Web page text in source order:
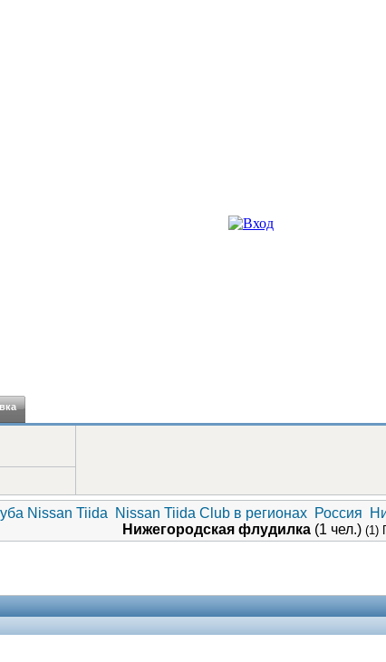
Nissan Tiida Nissan Tiida Club в регионах Россия
Нижегородская флудилка (1 чел.) (1)